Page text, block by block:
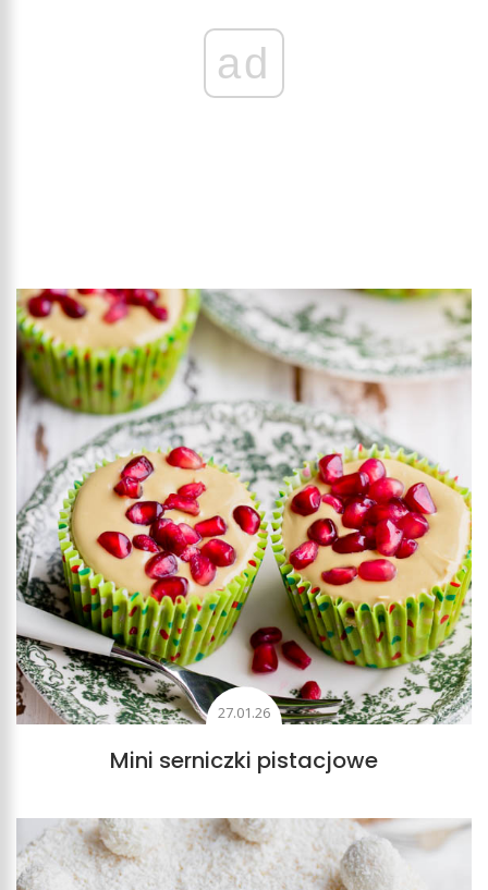
ad
27.01.26
Mini serniczki pistacjowe